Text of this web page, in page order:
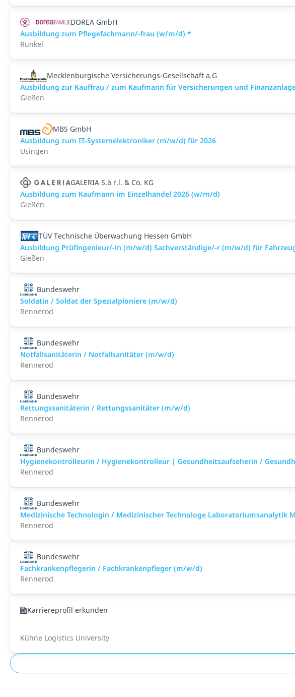
DOREA GmbH
Ausbildung zum Pflegefachmann/-frau (w/m/d) *
Runkel
Mecklenburgische Versicherungs-Gesellschaft a.G
Ausbildung zur Kauffrau / zum Kaufmann für Versicherungen und
Gießen
MBS GmbH
Ausbildung zum IT-Systemelektroniker (m/w/d) für 2026
Usingen
GALERIA S.à r.l. & Co. KG
Ausbildung zum Kaufmann im Einzelhandel 2026 (w/m/d)
Gießen
TÜV Technische Überwachung Hessen GmbH
Ausbildung Prüfingenieur/-in (m/w/d) Sachverständige/-r (m/w/d) für
Gießen
Bundeswehr
Soldatin / Soldat der Spezialpioniere (m/w/d)
Rennerod
Bundeswehr
Notfallsanitäterin / Notfallsanitäter (m/w/d)
Rennerod
Bundeswehr
Rettungssanitäterin / Rettungssanitäter (m/w/d)
Rennerod
Bundeswehr
Hygienekontrolleurin / Hygienekontrolleur | Gesundheitsaufseherin /
Rennerod
Bundeswehr
Medizinische Technologin / Medizinischer Technologe Laboratoriumsanalytik
Rennerod
Bundeswehr
Fachkrankenpflegerin / Fachkrankenpfleger (m/w/d)
Rennerod
Karriereprofil erkunden
Kühne Logistics University